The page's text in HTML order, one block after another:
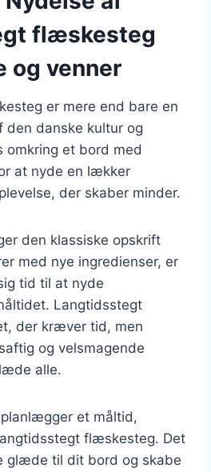
flæskesteg
og venner
er mere end bare en
den danske kultur og
omkring et bord med
at nyde en lækker
der skaber minder.
den klassiske opskrift
med nye ingredienser, er
tid til at nyde
Langtidsstegt
der kræver tid, men
og velsmagende
alle.
et måltid,
flæskesteg. Det
glæde til dit bord og skabe